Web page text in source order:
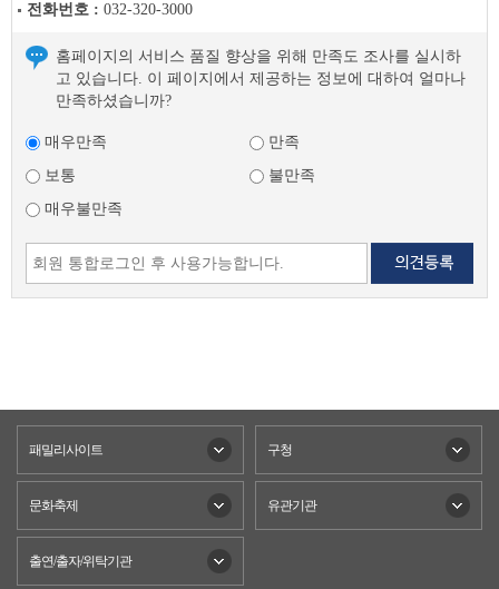
전화번호 : 032-320-3000
홈페이지의 서비스 품질 향상을 위해 만족도 조사를 실시하
고 있습니다. 이 페이지에서 제공하는 정보에 대하여 얼마나
만족하셨습니까?
매우만족
만족
보통
불만족
매우불만족
패밀리사이트 구청
문화축제 유관기관
출연/출자/위탁기관